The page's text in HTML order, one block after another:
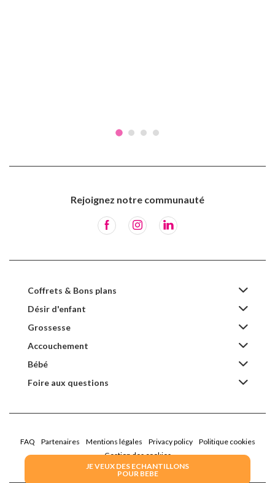
JE VEUX DES ECHANTILLONS
POUR BEBE
Rejoignez notre communauté
Coffrets & Bons plans
Désir d'enfant
Grossesse
Accouchement
Bébé
Foire aux questions
FAQ Partenaires Mentions légales Privacy policy
Politique cookies
Gestion des cookies